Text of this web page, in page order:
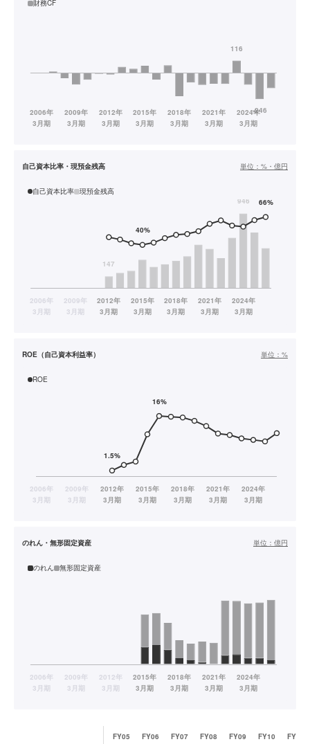
財務CF
自己資本比率・現預金残高 単位： %・億円
自己資本比率 現預金残高
ROE（自己資本利益率） 単位： %
ROE
のれん・無形固定資産 単位： 億円
のれん 無形固定資産
FY05 FY06 FY07 FY08 FY09 FY10 FY11